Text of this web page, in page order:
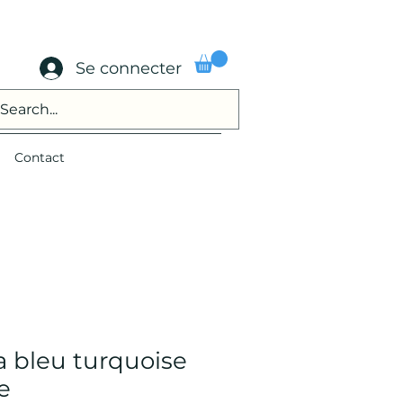
Se connecter
Contact
bleu turquoise